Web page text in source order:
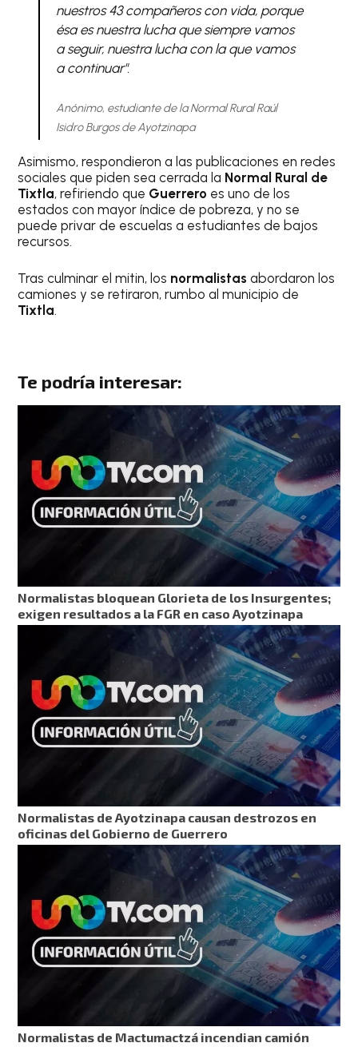
nuestros 43 compañeros con vida, porque
ésa es nuestra lucha que siempre vamos
a seguir, nuestra lucha con la que vamos
a continuar".
Anónimo, estudiante de la Normal Rural Raúl
Isidro Burgos de Ayotzinapa
Asimismo, respondieron a las publicaciones en redes
sociales que piden sea cerrada la Normal Rural de
Tixtla, refiriendo que Guerrero es uno de los
estados con mayor índice de pobreza, y no se
puede privar de escuelas a estudiantes de bajos
recursos.
Tras culminar el mitin, los normalistas abordaron los
camiones y se retiraron, rumbo al municipio de
Tixtla.
Te podría interesar:
Normalistas bloquean Glorieta de los Insurgentes;
exigen resultados a la FGR en caso Ayotzinapa
Normalistas de Ayotzinapa causan destrozos en
oficinas del Gobierno de Guerrero
Normalistas de Mactumactzá incendian camión